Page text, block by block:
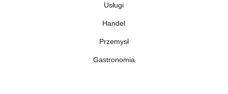
Usługi
Handel
Przemysł
Gastronomia